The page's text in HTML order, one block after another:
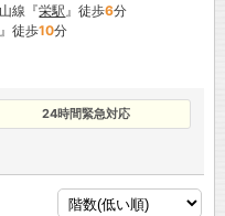
線『栄駅 』徒歩6分
』徒歩10分
24時間緊急対応